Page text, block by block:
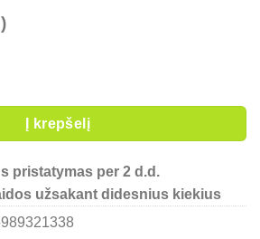
rankų muilas-putos TUBELESS
Į krepšelį
pristatymas per 2 d.d.
užsakant didesnius kiekius